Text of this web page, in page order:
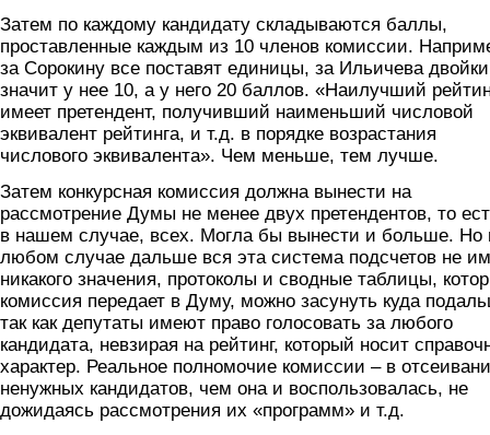
Затем по каждому кандидату складываются баллы,
проставленные каждым из 10 членов комиссии.
за Сорокину все поставят единицы, за Ильичева
значит у нее 10, а у него 20 баллов. «Наилучший
имеет претендент, получивший наименьший числовой
эквивалент рейтинга, и т.д. в порядке возрастания
числового эквивалента». Чем меньше, тем лучше.
Затем конкурсная комиссия должна вынести на
рассмотрение Думы не менее двух претендентов, то
в нашем случае, всех. Могла бы вынести и больше. Но
любом случае дальше вся эта система подсчетов не
никакого значения, протоколы и сводные таблицы,
комиссия передает в Думу, можно засунуть куда
так как депутаты имеют право голосовать за любого
кандидата, невзирая на рейтинг, который носит
характер. Реальное полномочие комиссии – в
ненужных кандидатов, чем она и воспользовалась, не
дожидаясь рассмотрения их «программ» и т.д.